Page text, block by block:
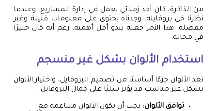
من الذاكرة، كان أحد زملائي يعمل في إدارة المشاريع، وعندما
نظرنا في بروفايله، وجدناه يحتوي على معلومات قليلة وغير
مفصلة. هذا الأمر جعله يبدو أقل أهمية، رغم أنه كان خبيرًا
في مجاله.
استخدام الألوان بشكل غير منسجم
تعد الألوان جزءًا أساسيًا من تصميم البروفايل، واختيار الألوان
بشكل غير مناسب قد يؤثر سلبًا على جمال البروفايل.
توافق الألوان: يجب أن تكون الألوان متناغمة مع